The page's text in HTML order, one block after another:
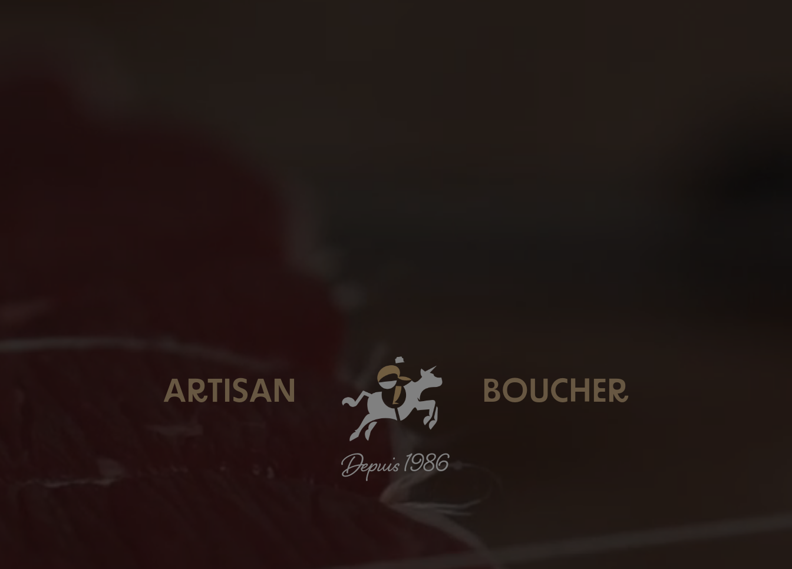
ARTISAN BOUCHER
Depuis 1986